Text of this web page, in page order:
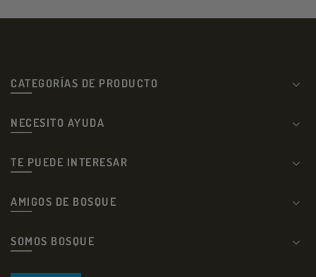
CATEGORÍAS DE PRODUCTO
NECESITO AYUDA
TE PUEDE INTERESAR
AMIGOS DE BOSQUE
SOMOS BOSQUE